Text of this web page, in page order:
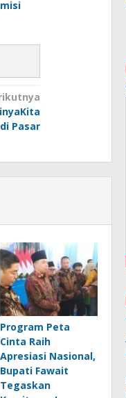
Pasar
Program Peta
Cinta Raih
Apresiasi Nasional,
Bupati Fawait
Tegaskan